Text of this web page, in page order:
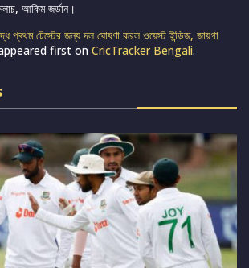
আকিম জর্ডান।
প্ৰথম টেস্টের জন্য দল ঘোষণা করল ওয়েস্ট ইন্ডিজ, জায়গা
first on CricTracker Bengali.